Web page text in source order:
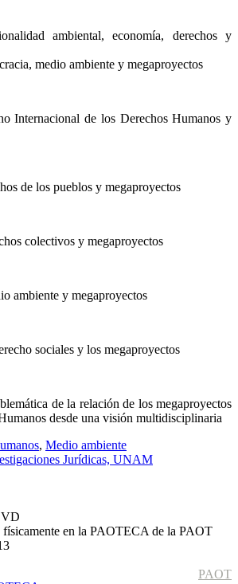
ambiental, economía, derechos y
medio ambiente y megaproyectos
Internacional de los Derechos Humanos y
de los pueblos y megaproyectos
colectivos y megaproyectos
ambiente y megaproyectos
sociales y los megaproyectos
de la relación de los megaproyectos
desde una visión multidisciplinaria
, Medio ambiente
Jurídicas, UNAM
en la PAOTECA de la PAOT
PAOT